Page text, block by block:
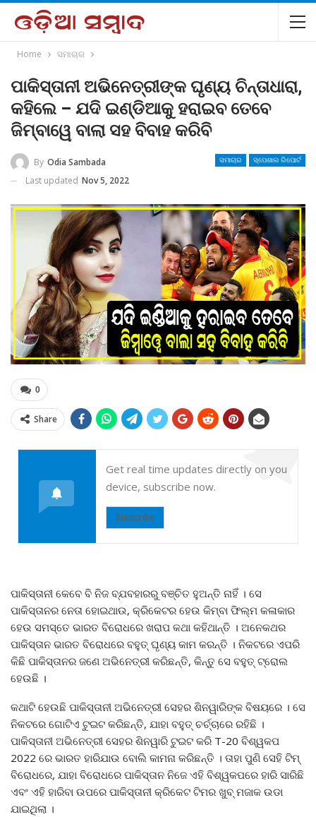
Home ସମାଚାର
ପାକିସ୍ତାନୀ ଅଭିନେତ୍ରୀଙ୍କ ଘୃଣ୍ୟ ଚିନ୍ତାଧାରା,
କହିଲେ – ଯଦି ଇଣ୍ଡିଆକୁ ହରାଇବ ତେବେ
ଜିମ୍ବାୱେ ବାଲା ସହ ବିବାହ କରିବି
ସମାଚାର ସ୍ପେଶାଲ ରିପୋର୍ଟ
By Odia Sambada
Last updated Nov 5, 2022
0
Share
Get real time updates directly on you
device, subscribe now.
Subscribe
ପାକିସ୍ତାନୀ କେବେ ବି ନିଜ ବ୍ଯବହାରରୁ ବଞ୍ଚିତ ହୁଅନ୍ତି ନାହିଁ । ସେ
ପାକିସ୍ତାନର ନେତା ହୋଇଥାଉ, କ୍ରିକେଟର ହେଉ କିମ୍ବା ଫିଲ୍ମ କଳାକାର
ହେଉ ସମସ୍ତେ ଭାରତ ବିରୋଧରେ ଖରାପ କଥା କହିଥାନ୍ତି । ଅନେକଥର
ପାକିସ୍ତାନ ଭାରତ ବିରୋଧରେ ବହୁତ୍ ଘୃଣ୍ୟ କାମ କରନ୍ତି । ନିକଟରେ ଏପରି
କିଛି ପାକିସ୍ତାନର ଜଣେ ଅଭିନେତ୍ରୀ କରିଛନ୍ତି, କିନ୍ତୁ ସେ ବହୁତ୍ ଟ୍ରୋଲ
ହେଉଛି ।
କଥାଟି ହେଉଛି ପାକିସ୍ତାନୀ ଅଭିନେତ୍ରୀ ସେହର ଶିନୱାରିଙ୍କ ବିଷୟରେ । ସେ
ନିକଟରେ ଗୋଟିଏ ଟୁଇଟ କରିଛନ୍ତି, ଯାହା ବହୁତ୍ ଚର୍ଚ୍ଚାରେ ରହିଛି ।
ପାକିସ୍ତାନୀ ଅଭିନେତ୍ରୀ ସେହର ଶିନୱାରି ଟୁଇଟ କରି T-20 ବିଶ୍ୱକପ
2022 ରେ ଭାରତ ହାରିଯାଉ ବୋଲି କାମନା କରିଛନ୍ତି । ତାହା ପୁଣି ସେହି ଟିମ୍
ବିରୋଧରେ, ଯାହା ବିରୋଧରେ ପାକିସ୍ତାନ ନିଜେ ଏହି ବିଶ୍ୱକପରେ ହାରି ସାରିଛି
ଏବଂ ଏହି ହାରିବା ଉପରେ ପାକିସ୍ତାନୀ କ୍ରିକେଟ ଟିମର ଖୁବ୍ ମଜାକ ଉଡା
ଯାଇଥିଲା ।